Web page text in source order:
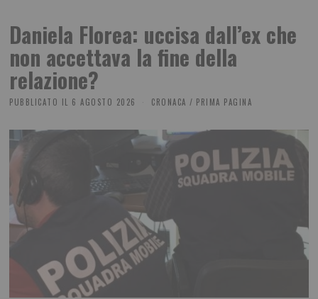
Daniela Florea: uccisa dall’ex che
non accettava la fine della
relazione?
PUBBLICATO IL 6 AGOSTO 2026 CRONACA / PRIMA PAGINA